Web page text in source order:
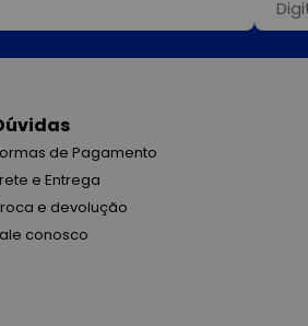
de Pagamento
e Entrega
e devolução
conosco